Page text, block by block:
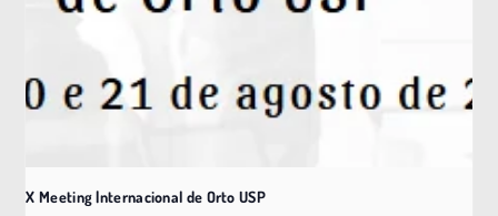
X Meeting |nternacional de Orto USP